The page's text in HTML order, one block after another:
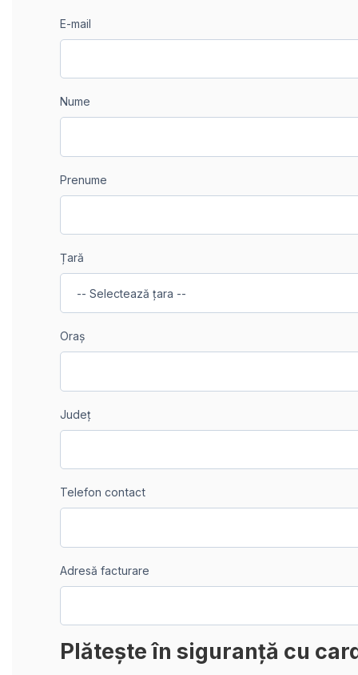
E-mail
Nume
Prenume
Țară
Oraș
Județ
Telefon contact
Adresă facturare
Plătește în siguranță cu